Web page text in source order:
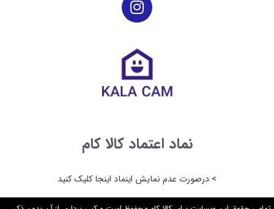
نماد اعتماد کالا کام
> درصورت عدم نمایش اینماد اینجا کلیک کنید